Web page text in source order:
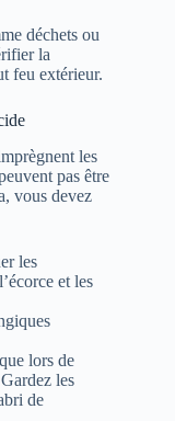
déchets ou
la
feu extérieur.
les
pas être
vous devez
les
et les
lors de
les
de